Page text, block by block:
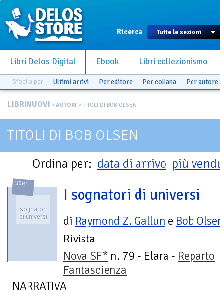
Ricerca
Libri Delos Digital Ebook Libri collezionismo
Sfoglia per Ultimi arrivi Per editore Per collana Per autore
LIBRINUOVI > AUTORI > TITOLI DI BOB OLSEN
TITOLI DI BOB OLSEN
Ordina per: data di arrivo più
LIBRI
I
sognatori
di universi
I sognatori di universi
di Raymond Z. Gallun e Bob
Rivista
Nova SF* n. 79 - Elara - Reparto
Fantascienza
NARRATIVA